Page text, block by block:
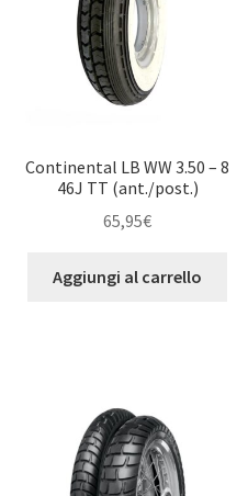
Continental LB WW 3.50 – 8
46J TT (ant./post.)
65,95€
Aggiungi al carrello